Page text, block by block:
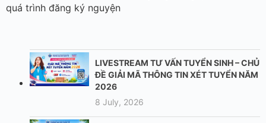
quá trình đăng ký nguyện
LIVESTREAM TƯ VẤN TUYỂN SINH – CHỦ
ĐỀ GIẢI MÃ THÔNG TIN XÉT TUYỂN NĂM
2026
8 July, 2026